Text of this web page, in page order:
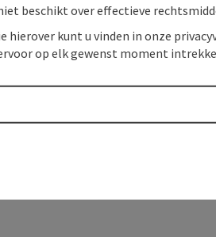
beschikt over effectieve
hierover kunt u vinden in onze
op elk gewenst moment